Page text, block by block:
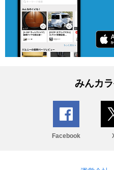
みんカ
Facebook